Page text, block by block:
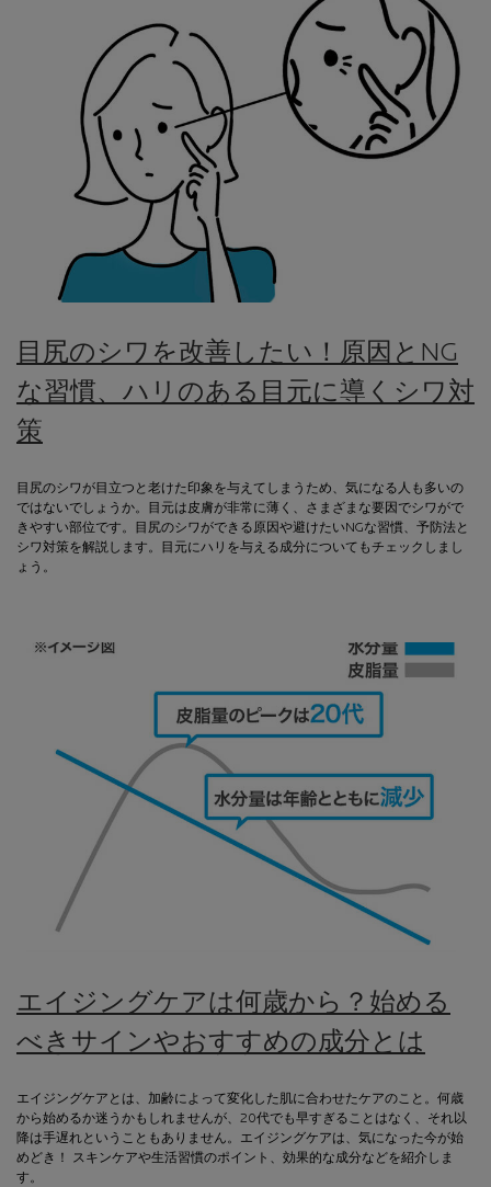
目尻のシワを改善したい！原因とNG
な習慣、ハリのある目元に導くシワ対
策
目尻のシワが目立つと老けた印象を与えてしまうため、気になる人も多いの
ではないでしょうか。目元は皮膚が非常に薄く、さまざまな要因でシワがで
きやすい部位です。目尻のシワができる原因や避けたいNGな習慣、予防法と
シワ対策を解説します。目元にハリを与える成分についてもチェックしまし
ょう。
エイジングケアは何歳から？始める
べきサインやおすすめの成分とは
エイジングケアとは、加齢によって変化した肌に合わせたケアのこと。何歳
から始めるか迷うかもしれませんが、20代でも早すぎることはなく、それ以
降は手遅れということもありません。エイジングケアは、気になった今が始
めどき！ スキンケアや生活習慣のポイント、効果的な成分などを紹介しま
す。